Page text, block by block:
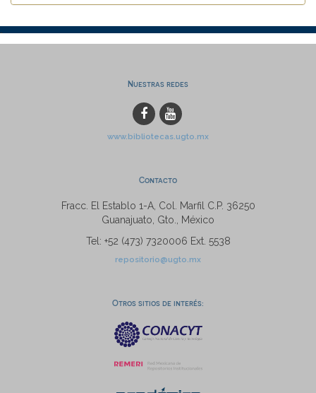
Nuestras redes
www.bibliotecas.ugto.mx
Contacto
Fracc. El Establo 1-A, Col. Marfil C.P. 36250
Guanajuato, Gto., México
Tel: +52 (473) 7320006 Ext. 5538
repositorio@ugto.mx
Otros sitios de interés: